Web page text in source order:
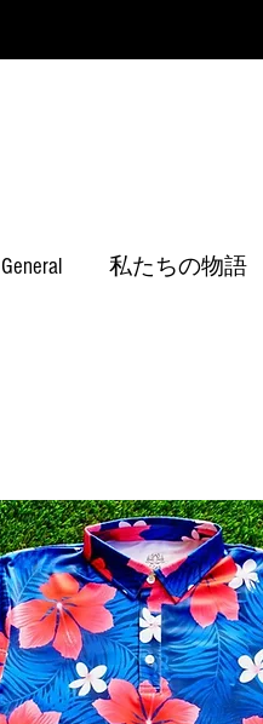
General 私たちの物語